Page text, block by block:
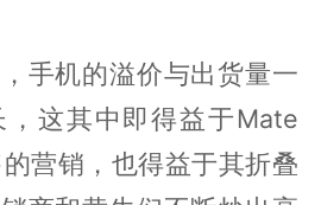
手机的溢价与出货量一
这其中即得益于Mate
营销，也得益于其折叠